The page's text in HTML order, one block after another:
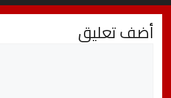
أضف تعليق